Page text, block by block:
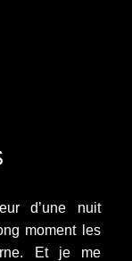
d’une nuit
moment les
Et je me